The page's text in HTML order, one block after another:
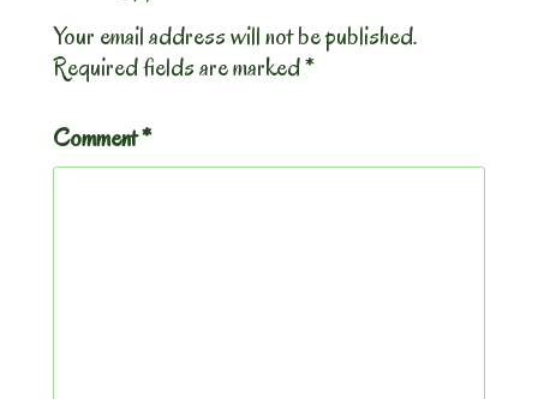
Your email address will not be published.
Required fields are marked*
Comment*